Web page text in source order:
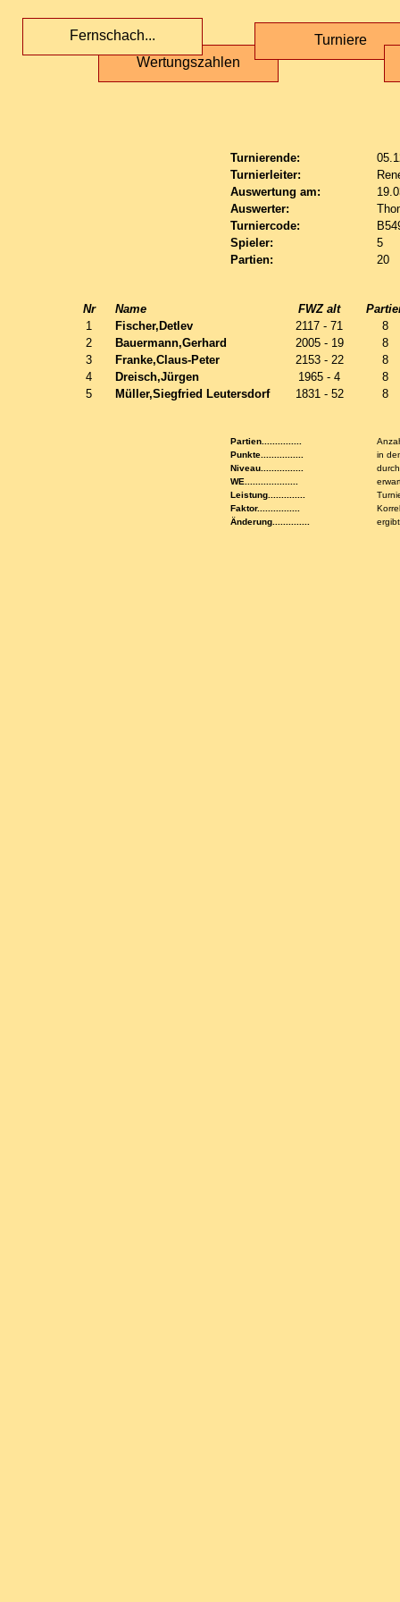
Wertungszahlen
Fernschach... Turniere
Turnierende:
Turnierleiter:
Auswertung am:
Auswerter:
Turniercode:
Spieler:
5
Partien:
20
Nr Name FWZ alt
1
Fischer,Detlev 2117 - 71
8
2
Bauermann,Gerhard 2005 - 19
8
3
Franke,Claus-Peter 2153 - 22
8
4
Dreisch,Jürgen 1965 - 4
8
5
Müller,Siegfried Leutersdorf 1831 - 52 8
Partien...............
Punkte................
in
Niveau................
WE....................
Leistung..............
Faktor................
Änderung..............